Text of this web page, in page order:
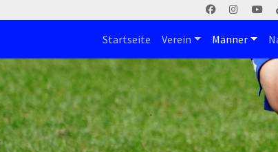
Startseite Verein Männer